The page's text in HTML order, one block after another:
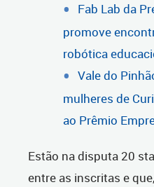
Fab Lab da
promove
robótica
Vale do
mulheres de
ao Prêmio
Estão na disputa 20
entre as inscritas e